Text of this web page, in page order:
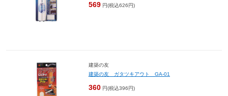
569 円(税込626円)
建築の友
建築の友 ガタツキアウト GA-01
360 円(税込396円)